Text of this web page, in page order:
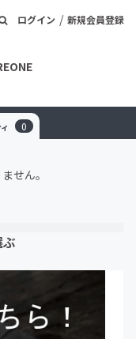
ログイン / 新規会員登録
0
せん。